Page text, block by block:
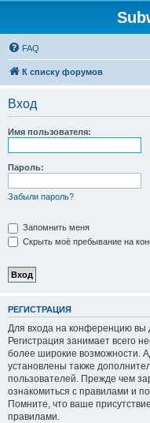
FAQ
К списку форумов
Вход
Имя пользователя:
Пароль:
Забыли пароль?
Запомнить меня
Скрыть моё пребывание на
РЕГИСТРАЦИЯ
Для входа на конференцию вы
Регистрация занимает всего
более широкие возможности.
установлены также
пользователей. Прежде чем
ознакомиться с правилами и
Помните, что ваше
правилами.